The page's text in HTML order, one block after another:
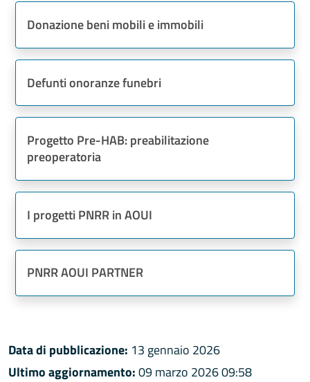
Donazione beni mobili e immobili
Defunti onoranze funebri
Progetto Pre-HAB: preabilitazione
preoperatoria
I progetti PNRR in AOUI
PNRR AOUI PARTNER
Data di pubblicazione: 13 gennaio 2026
Ultimo aggiornamento:09 marzo 2026 09:58